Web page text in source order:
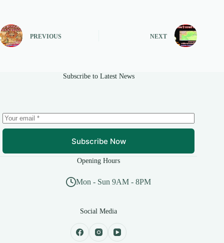
PREVIOUS NEXT
Subscribe to Latest News
Subscribe Now
Opening Hours
Mon - Sun 9AM - 8PM
Social Media